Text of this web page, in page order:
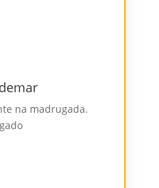
na madrugada.